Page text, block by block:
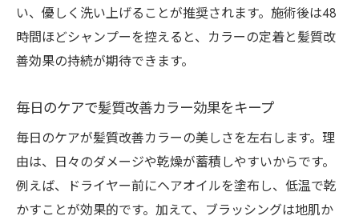
い、優しく洗い上げることが推奨されます。施術後は48
時間ほどシャンプーを控えると、カラーの定着と髪質改
善効果の持続が期待できます。
毎日のケアで髪質改善カラー効果をキープ
毎日のケアが髪質改善カラーの美しさを左右します。理
由は、日々のダメージや乾燥が蓄積しやすいからです。
例えば、ドライヤー前にヘアオイルを塗布し、低温で乾
かすことが効果的です。加えて、ブラッシングは地肌か